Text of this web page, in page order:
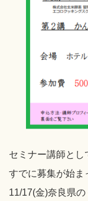
セミナー講師とし
すでに募集が始ま
11/17(金)奈良県